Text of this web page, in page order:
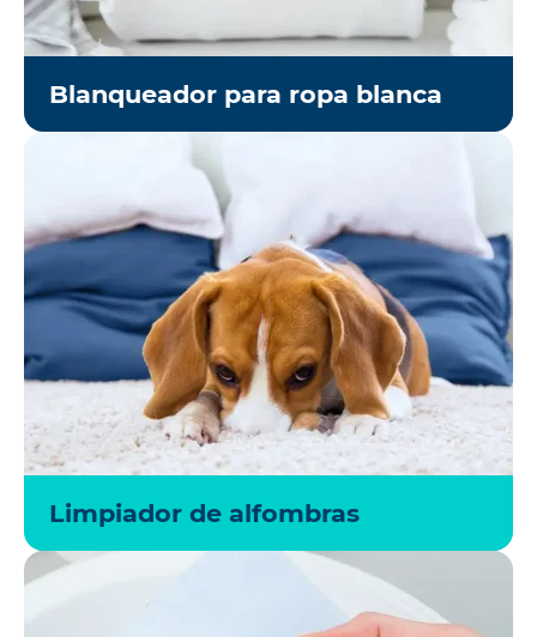
Blanqueador para ropa blanca
Limpiador de alfombras